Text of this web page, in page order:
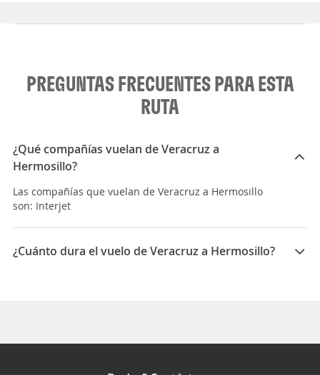
PREGUNTAS FRECUENTES PARA ESTA
RUTA
¿Qué compañías vuelan de Veracruz a
Hermosillo?
Las compañías que vuelan de Veracruz a Hermosillo
son: Interjet
¿Cuánto dura el vuelo de Veracruz a Hermosillo?